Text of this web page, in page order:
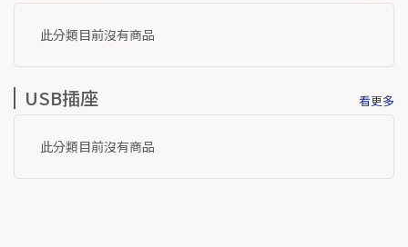
此分類目前沒有商品
USB插座 看更多
此分類目前沒有商品